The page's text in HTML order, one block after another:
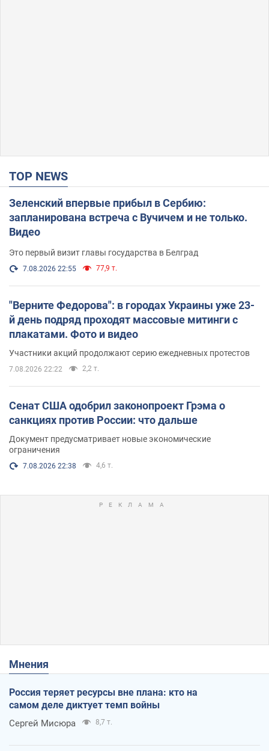
TOP NEWS
Зеленский впервые прибыл в Сербию:
запланирована встреча с Вучичем и не только.
Видео
Это первый визит главы государства в Белград
7.08.2026 22:55 77,9 т.
"Верните Федорова": в городах Украины уже 23-
й день подряд проходят массовые митинги с
плакатами. Фото и видео
Участники акций продолжают серию ежедневных протестов
7.08.2026 22:22 2,2 т.
Сенат США одобрил законопроект Грэма о
санкциях против России: что дальше
Документ предусматривает новые экономические
ограничения
7.08.2026 22:38 4,6 т.
Мнения
Россия теряет ресурсы вне плана: кто на
самом деле диктует темп войны
Сергей Мисюра 8,7 т.